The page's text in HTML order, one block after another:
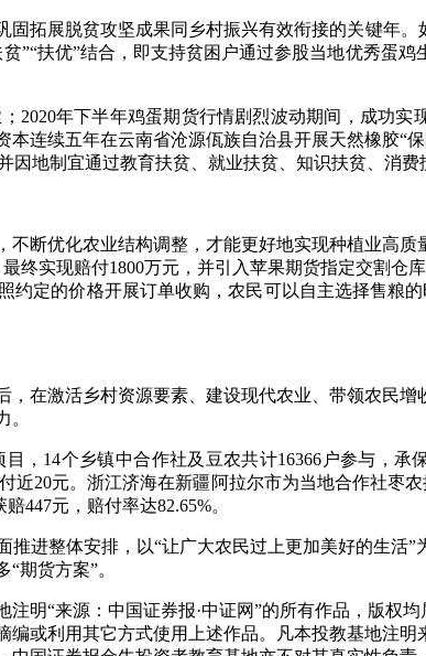
展脱贫攻坚成果同乡村振兴有效衔接的关键年。
”“扶优”结合，即支持贫困户通过参股当地优秀蛋
年下半年鸡蛋期货行情剧烈波动期间，成功实
连续五年在云南省沧源佤族自治县开展天然橡胶“
因地制宜通过教育扶贫、就业扶贫、知识扶贫、消
优化农业结构调整，才能更好地实现种植业高质
终实现赔付1800万元，并引入苹果期货指定交割仓
定的价格开展订单收购，农民可以自主选择售粮
激活乡村资源要素、建设现代农业、带领农民增
。
14个乡镇中合作社及豆农共计16366户参与，承
近20元。浙江济海在新疆阿拉尔市为当地合作社枣
447元，赔付率达82.65%。
整体安排，以“让广大农民过上更加美好的生活”
期货方案”。
明“来源：中国证券报·中证网”的所有作品，版权
或利用其它方式使用上述作品。凡本投教基地注